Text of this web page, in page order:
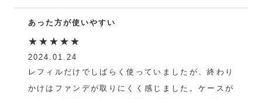
やはり専用ケースが安心で良いです。
panda
あった方が使いやすい
★★★★★
2024.01.24
レフィルだけでしばらく使っていましたが、終わり
かけはファンデが取りにくく感じました。ケースが